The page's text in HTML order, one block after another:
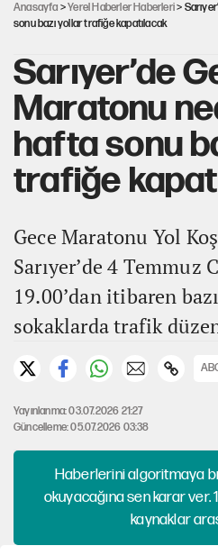
Anasayfa >Yerel Haberler Haberleri>
sonu bazı yollar trafiğe kapatılacak
Sarıyer’de
Maratonu
hafta sonu
trafiğe
Gece Maratonu Yol
Sarıyer’de 4 Temmuz
19.00’dan itibaren
sokaklarda trafik
Yayınlanma: 03.07.2026 21:27
Güncelleme: 05.07.2026 03:38
Haberlerini algoritmaya
okuyacağına sen karar
kaynaklar